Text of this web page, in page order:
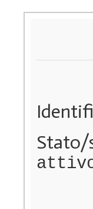
Stato/